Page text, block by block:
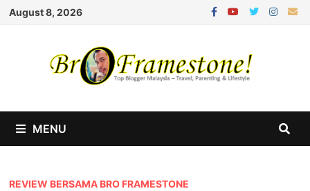
Skip
August 8, 2026
MENU
REVIEW BERSAMA BRO FRAMESTONE